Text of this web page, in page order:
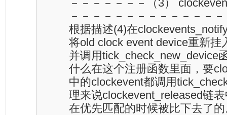
－－－－－－－（3）
－－－－－－－－－－－－－
根据描述(4)在
将old clock event device重新挂
并调用tick_check_new_device
什么在这个注册函数里面，要
中的clockevent都调用
理来说clockevent_released链
在优先匹配的时候被比下去了